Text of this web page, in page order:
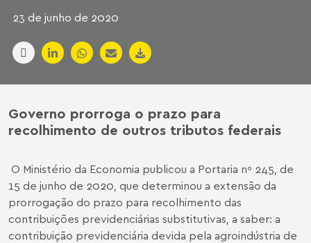
23 de junho de 2020
Governo prorroga o prazo para
recolhimento de outros tributos federais
O Ministério da Economia publicou a Portaria nº 245, de
15 de junho de 2020, que determinou a extensão da
prorrogação do prazo para recolhimento das
contribuições previdenciárias substitutivas, a saber: a
contribuição previdenciária devida pela agroindústria de